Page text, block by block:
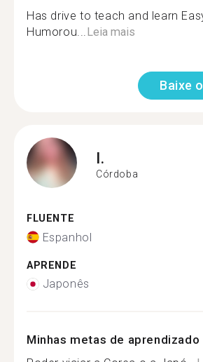
Has drive to teach and learn
Humorou...Leia mais
Baixe
I.
Córdoba
FLUENTE
Espanhol
APRENDE
Japonês
Minhas metas de aprendizado